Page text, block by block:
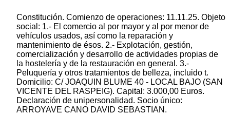
Constitución. Comienzo de operaciones: 11.11.25. Objeto
social: 1.- El comercio al por mayor y al por menor de
vehículos usados, así como la reparación y
mantenimiento de ésos. 2.- Explotación, gestión,
comercialización y desarrollo de actividades propias de
la hostelería y de la restauración en general. 3.-
Peluquería y otros tratamientos de belleza, incluido t.
Domicilio: C/ JOAQUIN BLUME 40 - LOCAL BAJO (SAN
VICENTE DEL RASPEIG). Capital: 3.000,00 Euros.
Declaración de unipersonalidad. Socio único:
ARROYAVE CANO DAVID SEBASTIAN.